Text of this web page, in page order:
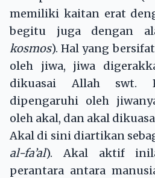
memiliki kaitan erat
begitu juga dengan
kosmos). Hal yang
oleh jiwa, jiwa
dikuasai Allah swt.
dipengaruhi oleh
oleh akal, dan akal
Akal di sini diartikan
al-fa’al). Akal aktif
perantara antara